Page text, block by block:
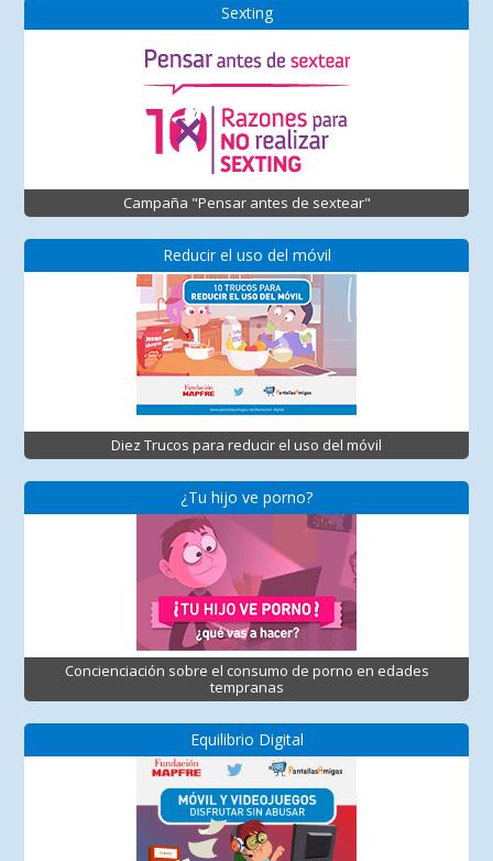
Sexting
Campaña "Pensar antes de sextear"
Reducir el uso del móvil
Diez Trucos para reducir el uso del móvil
¿Tu hijo ve porno?
Concienciación sobre el consumo de porno en edades
tempranas
Equilibrio Digital